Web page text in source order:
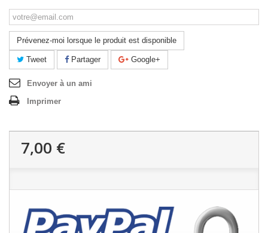
Prévenez-moi lorsque le produit est disponible
Tweet Partager Google+
Envoyer à un ami
Imprimer
7,00 €